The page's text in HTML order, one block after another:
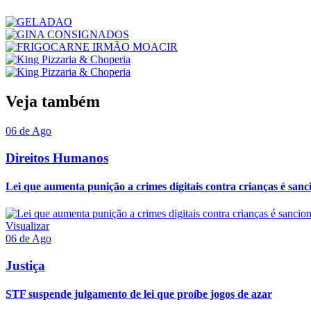
Veja também
06 de Ago
Direitos Humanos
Lei que aumenta punição a crimes digitais contra crianças é
Visualizar
06 de Ago
Justiça
STF suspende julgamento de lei que proíbe jogos de azar